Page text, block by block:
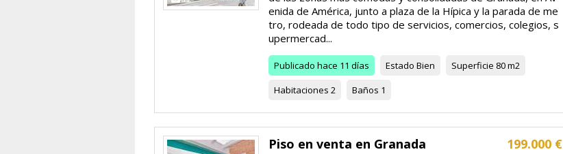
enida de América, junto a plaza de la Hípica y la parada de me
tro, rodeada de todo tipo de servicios, comercios, colegios, s
upermercad...
Publicado hace 11 días Estado Bien Superficie 80 m2
Habitaciones 2 Baños 1
199.000 €
Piso en venta en Granada